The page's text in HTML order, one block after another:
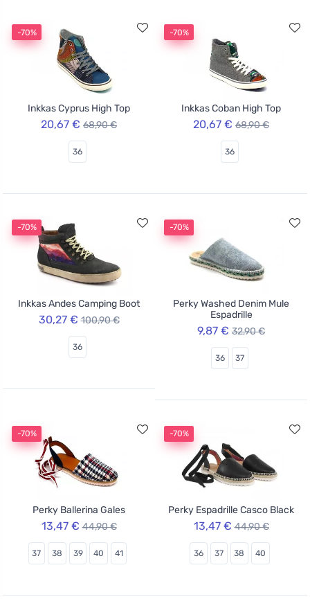
-70%
Inkkas Cyprus High Top
20,67 € 68,90 €
36
-70%
Inkkas Coban High Top
20,67 € 68,90 €
36
-70%
Inkkas Andes Camping Boot
30,27 € 100,90 €
36
-70%
Perky Washed Denim Mule
Espadrille
9,87 € 32,90 €
36 37
-70%
Perky Ballerina Gales
13,47 € 44,90 €
37 38 39 40 41
-70%
Perky Espadrille Casco Black
13,47 € 44,90 €
36 37 38 40